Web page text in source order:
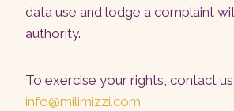
data use and lodge a complaint
authority.
To exercise your rights, contact
info@milimizzi.com